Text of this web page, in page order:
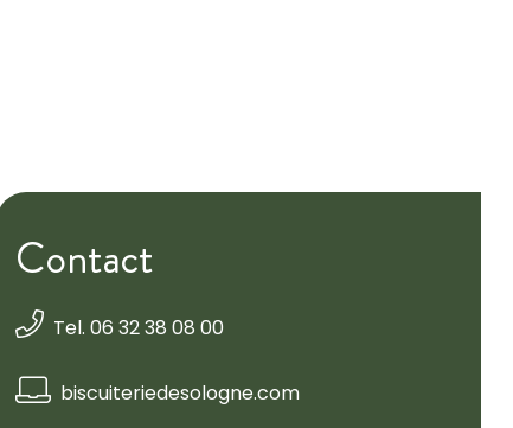
Contact
Tel. 06 32 38 08 00
biscuiteriedesologne.com